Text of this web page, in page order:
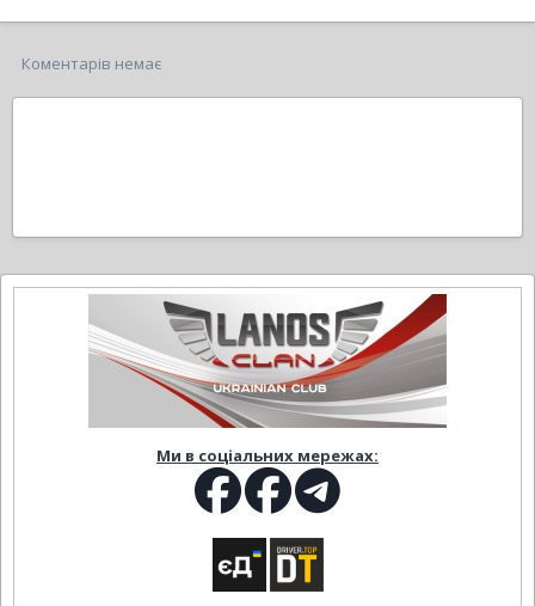
Коментарів немає
Ми в соціальних мережах: